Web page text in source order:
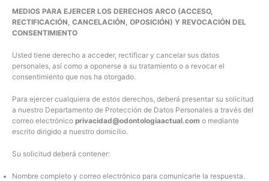
MEDIOS PARA EJERCER LOS DERECHOS ARCO (ACCESO,
RECTIFICACIÓN, CANCELACIÓN, OPOSICIÓN) Y REVOCACIÓN DEL
CONSENTIMIENTO
Usted tiene derecho a acceder, rectificar y cancelar sus datos
personales, así como a oponerse a su tratamiento o a revocar el
consentimiento que nos ha otorgado.
Para ejercer cualquiera de estos derechos, deberá presentar su solicitud
a nuestro Departamento de Protección de Datos Personales a través del
correo electrónico privacidad@odontologiaactual.com o mediante
escrito dirigido a nuestro domicilio.
Su solicitud deberá contener:
Nombre completo y correo electrónico para comunicarle la respuesta.